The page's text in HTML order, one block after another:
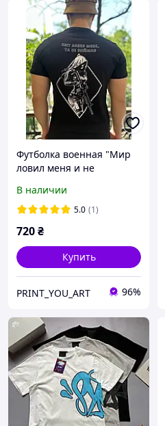
Футболка военная "Мир
ловил меня и не
В наличии
5.0 (1)
720₴
Купить
PRINT_YOU_ART 96%